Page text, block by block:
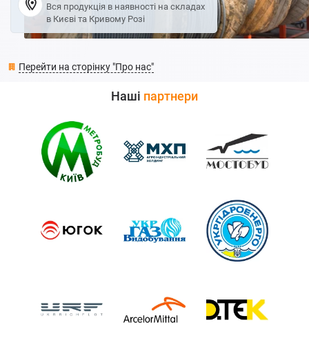
Вся продукція в наявності на складах
в Києві та Кривому Розі
Перейти на сторінку "Про нас"
Наші партнери